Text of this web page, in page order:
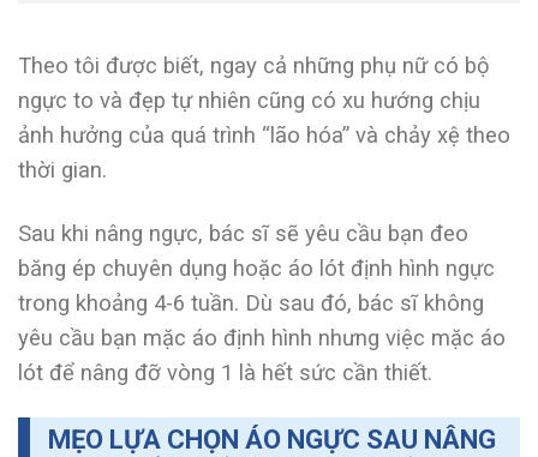
Theo tôi được biết, ngay cả những phụ nữ có bộ
ngực to và đẹp tự nhiên cũng có xu hướng chịu
ảnh hưởng của quá trình “lão hóa” và chảy xệ theo
thời gian.
Sau khi nâng ngực, bác sĩ sẽ yêu cầu bạn đeo
băng ép chuyên dụng hoặc áo lót định hình ngực
trong khoảng 4-6 tuần. Dù sau đó, bác sĩ không
yêu cầu bạn mặc áo định hình nhưng việc mặc áo
lót để nâng đỡ vòng 1 là hết sức cần thiết.
MẸO LỰA CHỌN ÁO NGỰC SAU NÂNG